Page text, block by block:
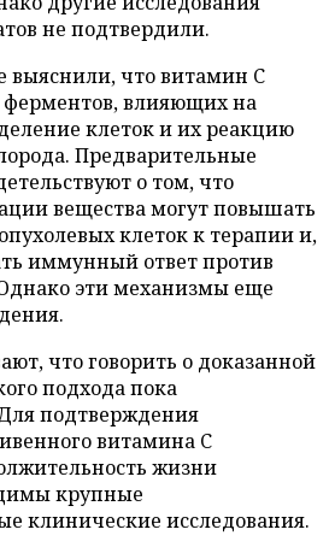
не подтвердили.
выяснили, что витамин C
ферментов, влияющих на
клеток и их реакцию
Предварительные
о том, что
вещества могут повышать
клеток к терапии и,
иммунный ответ против
эти механизмы еще
что говорить о доказанной
подхода пока
подтверждения
витамина C
жизни
крупные
клинические исследования.